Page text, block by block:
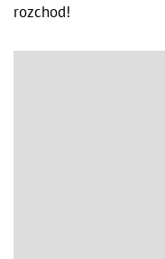
rozchod!